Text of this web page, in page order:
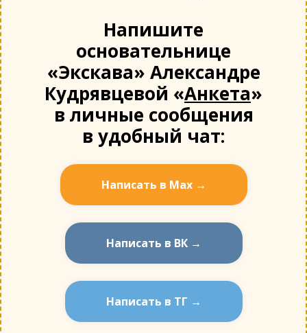
Напишите
основательнице
«Экскава» Александре
Кудрявцевой «Анкета»
в личные сообщения
в удобный чат:
Написать в Мах →
Написать в ВК →
Написать в ТГ →